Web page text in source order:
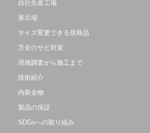
自社生産工場
展示場
サイズ変更できる規格品
万全のサビ対策
現地調査から施工まで
技術紹介
内装金物
製品の保証
SDGsへの取り組み